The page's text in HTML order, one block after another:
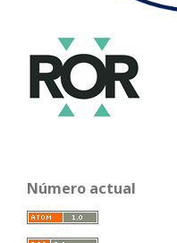
Número actual